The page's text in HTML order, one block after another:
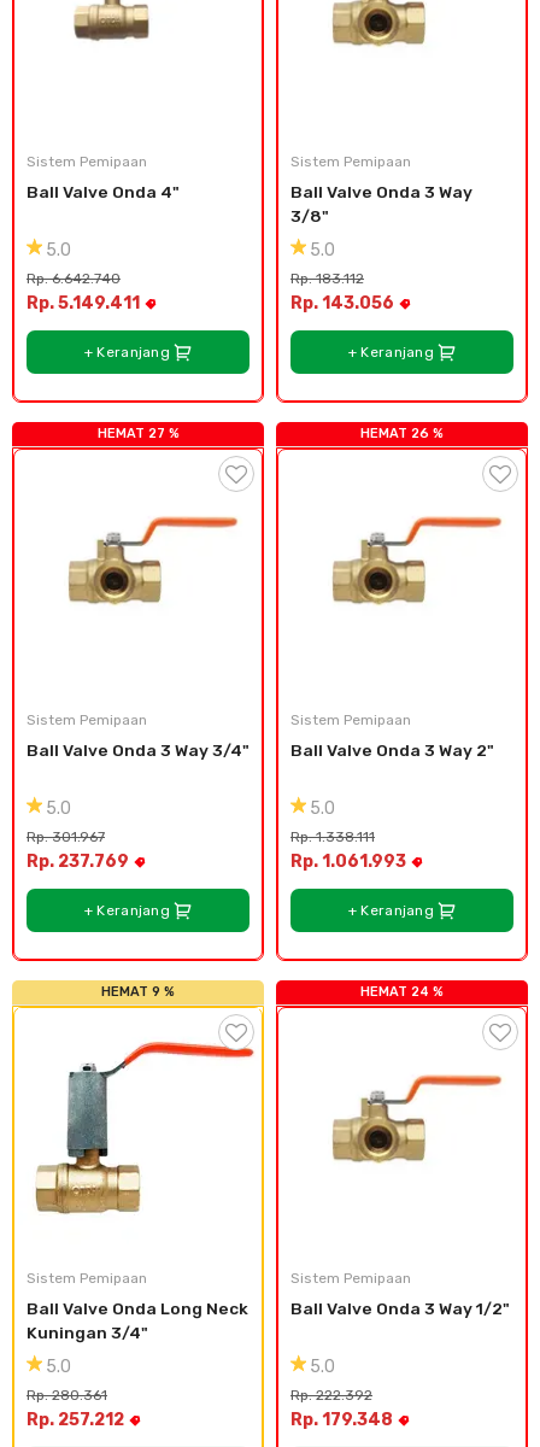
Sistem Pemipaan
Ball Valve Onda 4"
5.0
Rp. 6.642.740
Rp. 5.149.411
+ Keranjang
Sistem Pemipaan
Ball Valve Onda 3 Way
3/8"
5.0
Rp. 183.112
Rp. 143.056
+ Keranjang
HEMAT 27 %
Sistem Pemipaan
Ball Valve Onda 3 Way 3/4"
5.0
Rp. 301.967
Rp. 237.769
+ Keranjang
HEMAT 26 %
Sistem Pemipaan
Ball Valve Onda 3 Way 2"
5.0
Rp. 1.338.111
Rp. 1.061.993
+ Keranjang
HEMAT 9 %
Sistem Pemipaan
Ball Valve Onda Long Neck
Kuningan 3/4"
5.0
Rp. 280.361
Rp. 257.212
HEMAT 24 %
Sistem Pemipaan
Ball Valve Onda 3 Way 1/2"
5.0
Rp. 222.392
Rp. 179.348